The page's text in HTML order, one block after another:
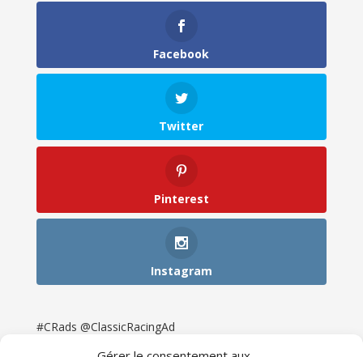
Facebook
Twitter
Pinterest
Instagram
#CRads @ClassicRacingAd